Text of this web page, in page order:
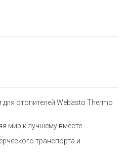
отопителей Webasto Thermo
мир к лучшему вместе
транспорта и